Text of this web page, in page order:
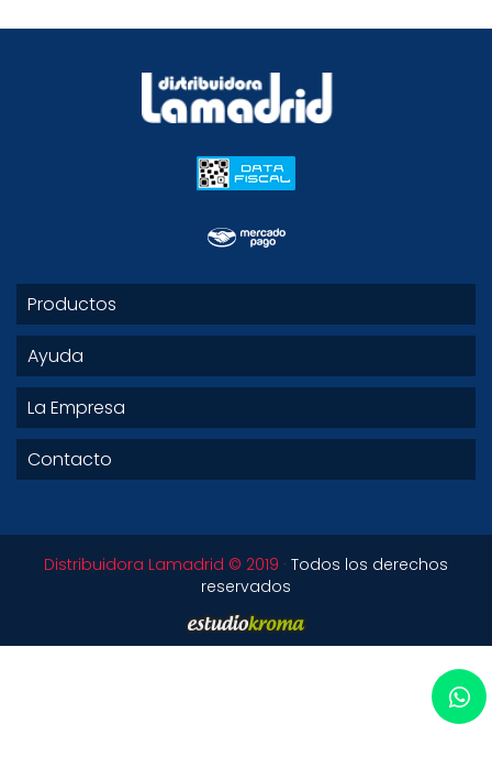
Productos
Ayuda
La Empresa
Contacto
Distribuidora Lamadrid © 2019 · Todos los derechos
reservados